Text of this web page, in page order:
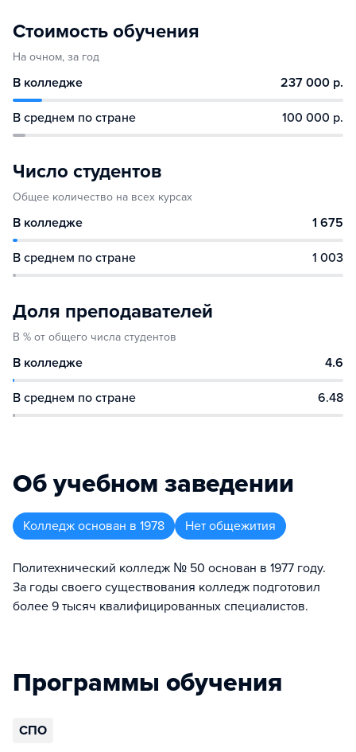
Стоимость обучения
На очном, за год
В колледже 237 000 р.
В среднем по стране 100 000 р.
Число студентов
Общее количество на всех курсах
В колледже 1 675
В среднем по стране 1 003
Доля преподавателей
В % от общего числа студентов
В колледже 4.6
В среднем по стране 6.48
Об учебном заведении
Колледж основан в 1978 Нет общежития
Политехнический колледж № 50 основан в 1977 году.
За годы своего существования колледж подготовил
более 9 тысяч квалифицированных специалистов.
Программы обучения
СПО